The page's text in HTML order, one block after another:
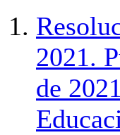
2021.
de